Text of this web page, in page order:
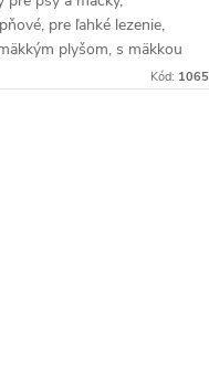
pre ľahké lezenie,
plyšom, s mäkkou
rozmery 60x40x64 cm.
Kód: 1065